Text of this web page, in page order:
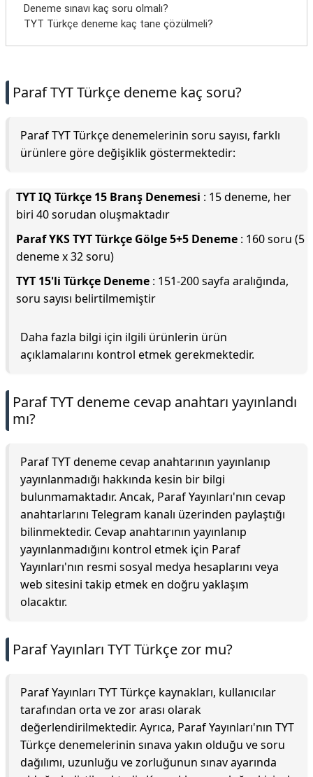
Deneme sınavı kaç soru olmalı?
TYT Türkçe deneme kaç tane çözülmeli?
Paraf TYT Türkçe deneme kaç soru?
Paraf TYT Türkçe denemelerinin soru sayısı, farklı
ürünlere göre değişiklik göstermektedir:
TYT IQ Türkçe 15 Branş Denemesi : 15 deneme, her
biri 40 sorudan oluşmaktadır
Paraf YKS TYT Türkçe Gölge 5+5 Deneme : 160 soru (5
deneme x 32 soru)
TYT 15'li Türkçe Deneme : 151-200 sayfa aralığında,
soru sayısı belirtilmemiştir
Daha fazla bilgi için ilgili ürünlerin ürün
açıklamalarını kontrol etmek gerekmektedir.
Paraf TYT deneme cevap anahtarı yayınlandı
mı?
Paraf TYT deneme cevap anahtarının yayınlanıp
yayınlanmadığı hakkında kesin bir bilgi
bulunmamaktadır. Ancak, Paraf Yayınları'nın cevap
anahtarlarını Telegram kanalı üzerinden paylaştığı
bilinmektedir. Cevap anahtarının yayınlanıp
yayınlanmadığını kontrol etmek için Paraf
Yayınları'nın resmi sosyal medya hesaplarını veya
web sitesini takip etmek en doğru yaklaşım
olacaktır.
Paraf Yayınları TYT Türkçe zor mu?
Paraf Yayınları TYT Türkçe kaynakları, kullanıcılar
tarafından orta ve zor arası olarak
değerlendirilmektedir. Ayrıca, Paraf Yayınları'nın TYT
Türkçe denemelerinin sınava yakın olduğu ve soru
dağılımı, uzunluğu ve zorluğunun sınav ayarında